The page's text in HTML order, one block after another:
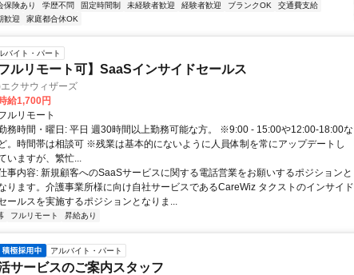
保険あり
学歴不問 固定時間制 未経験者歓迎 経験者歓迎 ブランクOK
交通費支給
歓迎
家庭都合休OK
バイト・パート
フルリモート可】SaaSインサイドセールス
クサウィザーズ
給1,700円
ルリモート
務時間・曜日: 平日 週30時間以上勤務可能な方。 ※9:00 - 15:00や12:00-18:00な
ど。時間帯は相談可 ※残業は基本的にないように人員体制を常にアップデートし
いますが、繁忙...
事内容: 新規顧客へのSaaSサービスに関する電話営業をお願いするポジションと
ります。介護事業所様に向け自社サービスであるCareWiz タクストのインサイド
ールスを実施するポジションとなりま...
フルリモート 昇給あり
アルバイト・パート
サービスのご案内スタッフ